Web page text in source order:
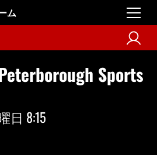
ム
Sports
日 8:15